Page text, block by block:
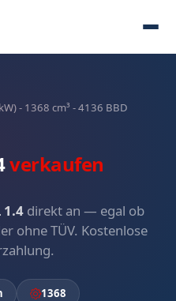
- 1368 cm³ - 4136 BBD
verkaufen
1.4 direkt an — egal ob
ohne TÜV. Kostenlose
1368